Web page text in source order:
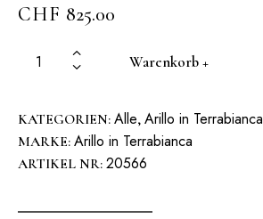
CHF 825.00
Warenkorb +
KATEGORIEN: Alle, Arillo in Terrabianca
MARKE: Arillo in Terrabianca
ARTIKEL NR: 20566